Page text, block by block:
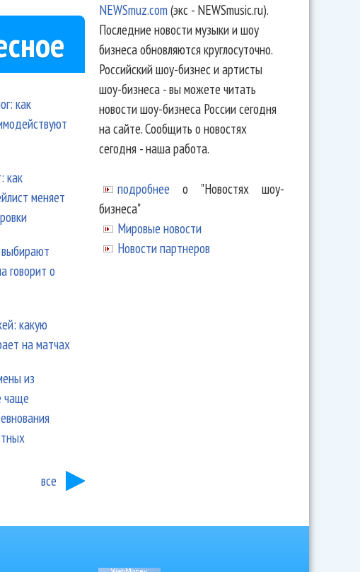
как
как
меняет
говорит о
какую
на матчах
из
чаще
все
NEWSmuz.com(экс - NEWSmusic.ru).
Последние новости музыки и шоу
бизнеса обновляются круглосуточно.
Российский шоу-бизнес и артисты
шоу-бизнеса - вы можете читать
новости шоу-бизнеса России сегодня
на сайте. Сообщить о новостях
сегодня - наша работа.
подробнее о "Новостях шоу-
бизнеса"
Мировые новости
Новости партнеров